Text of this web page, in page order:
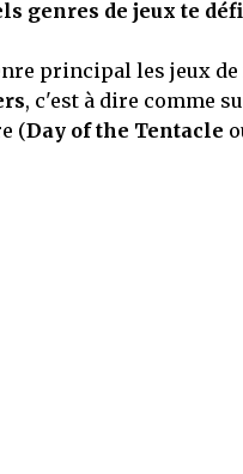
genres de jeux te
principal les jeux
, c'est à dire comme
(Day of the Tentacle